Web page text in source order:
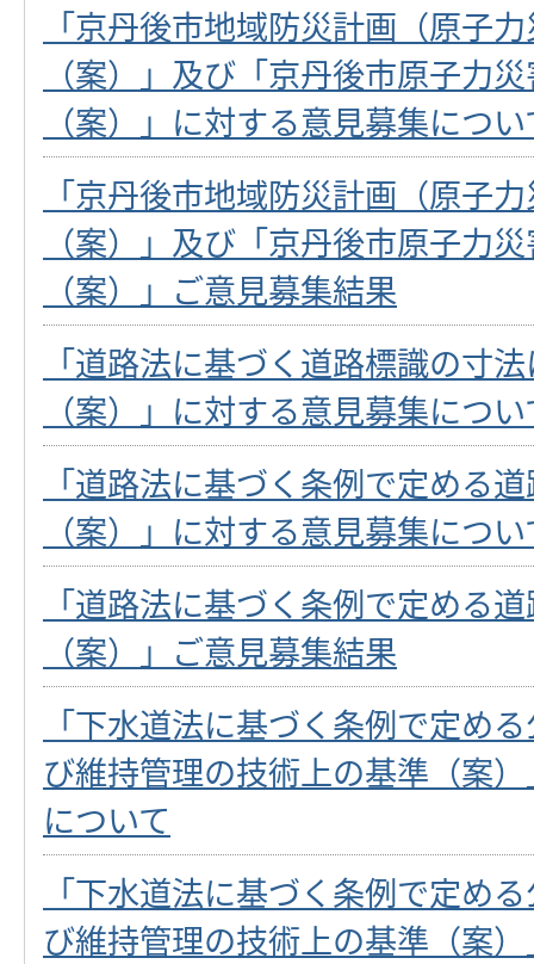
「京丹後市地域防災計画（原子
（案）」及び「京丹後市原子力
（案）」に対する意見募集につ
「京丹後市地域防災計画（原子
（案）」及び「京丹後市原子力
（案）」ご意見募集結果
「道路法に基づく道路標識の寸
（案）」に対する意見募集につ
「道路法に基づく条例で定める
（案）」に対する意見募集につ
「道路法に基づく条例で定める
（案）」ご意見募集結果
「下水道法に基づく条例で定め
び維持管理の技術上の基準（案
について
「下水道法に基づく条例で定め
び維持管理の技術上の基準（案